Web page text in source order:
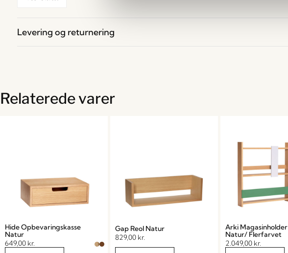
Levering og returnering
Relaterede varer
Hide Opbevaringskasse
Natur
649,00 kr.
Gap Reol Natur
829,00 kr.
Arki Magasinholder
Natur/ Flerfarvet
2.049,00 kr.